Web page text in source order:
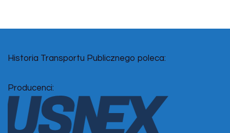
Historia Transportu Publicznego poleca:
Producenci: